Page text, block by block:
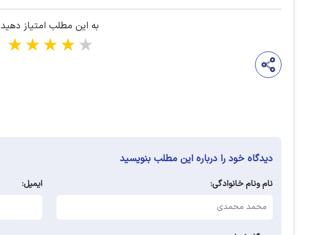
به این مطلب امتیاز دهید
5 stars
4 stars
3 stars
2 stars
دیدگاه خود را درباره این مطلب بنویسید
نام ونام خانوادگی: ایمیل: